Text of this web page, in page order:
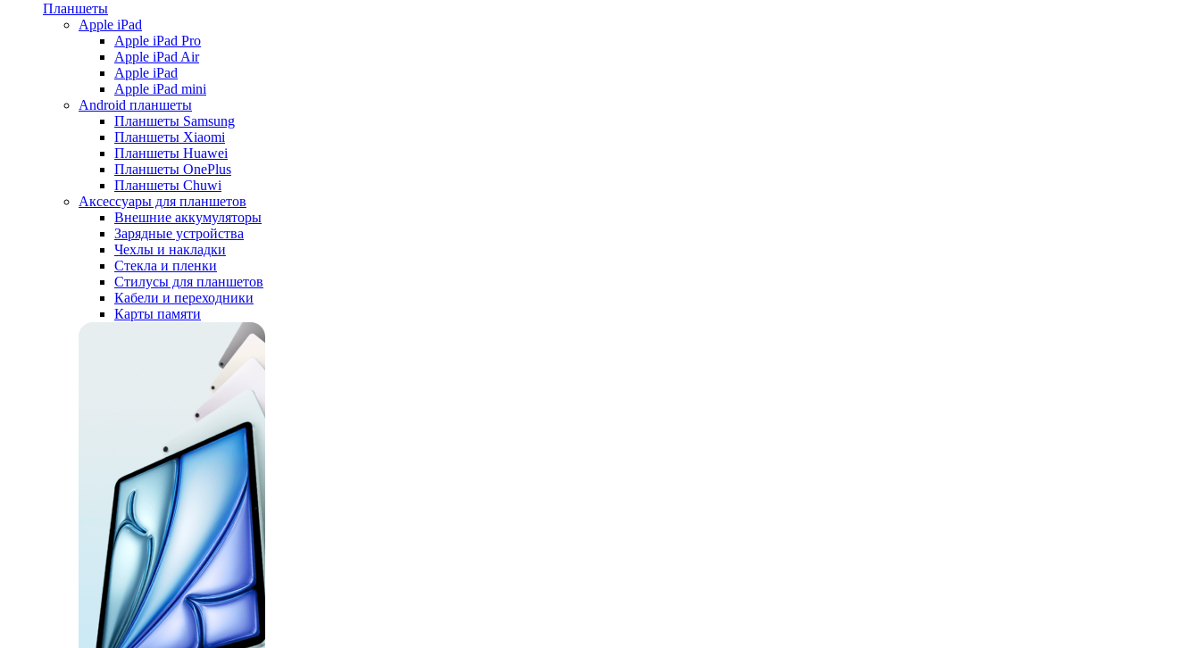
Планшеты
Apple iPad
Apple iPad Pro
Apple iPad Air
Apple iPad
Apple iPad mini
Android планшеты
Планшеты Samsung
Планшеты Xiaomi
Планшеты Huawei
Планшеты OnePlus
Планшеты Chuwi
Аксессуары для планшетов
Внешние аккумуляторы
Зарядные устройства
Чехлы и накладки
Стекла и пленки
Стилусы для планшетов
Кабели и переходники
Карты памяти